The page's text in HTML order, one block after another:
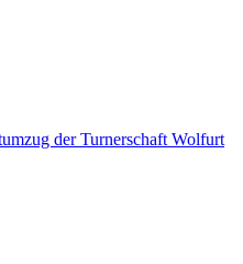
der Turnerschaft Wolfurt